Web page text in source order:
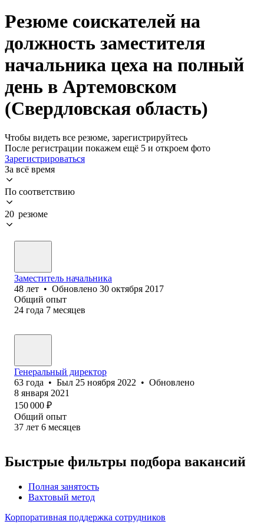
Резюме соискателей на
должность заместителя
начальника цеха на полный
день в Артемовском
(Свердловская область)
Чтобы видеть все резюме, зарегистрируйтесь
После регистрации покажем ещё 5 и откроем фото
Зарегистрироваться
За всё время
По соответствию
20 резюме
Заместитель начальника
48 лет • Обновлено 30 октября 2017
Общий опыт
24 года 7 месяцев
Генеральный директор
63 года • Был 25 ноября 2022 • Обновлено
8 января 2021
150 000 ₽
Общий опыт
37 лет 6 месяцев
Быстрые фильтры подбора вакансий
Полная занятость
Вахтовый метод
Корпоративная поддержка сотрудников